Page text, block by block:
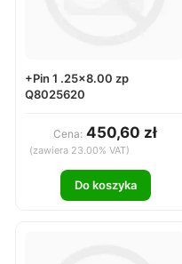
+Pin 1 .25x8.00 zp
Q8025620
Cena: 450,60 zł
(zawiera 23.00% VAT)
Do koszyka